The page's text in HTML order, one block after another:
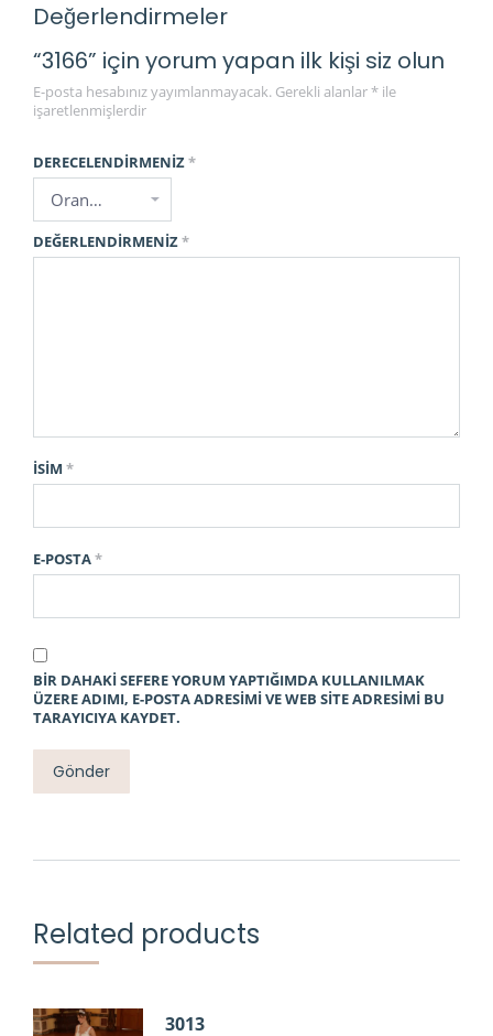
Değerlendirmeler
“3166” için yorum yapan ilk kişi siz olun
E-posta hesabınız yayımlanmayacak. Gerekli alanlar* ile
işaretlenmişlerdir
DERECELENDIRMENIZ*
DEĞERLENDIRMENIZ*
İSIM *
E-POSTA*
BIR DAHAKI SEFERE YORUM YAPTIĞIMDA KULLANILMAK
ÜZERE ADIMI, E-POSTA ADRESIMI VE WEB SITE ADRESIMI BU
TARAYICIYA KAYDET.
Related products
3013